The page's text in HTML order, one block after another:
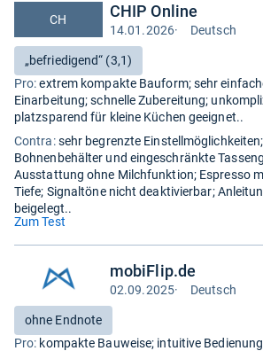
CH CHIP Online
14.01.2026· Deutsch
Test
auf
Deutsch
Bewertung:
„befriedigend“ (3,1)
Pro:extrem kompakte Bauform; sehr
Einarbeitung; schnelle Zubereitung;
platzsparend für kleine Küchen geeignet..
Contra:sehr begrenzte
Bohnenbehälter und eingeschränkte
Ausstattung ohne Milchfunktion; Espresso
Tiefe; Signaltöne nicht deaktivierbar;
beigelegt..
Zum Test(öffnet
Tab)
mobiFlip.de
02.09.2025· Deutsch
Test
Deutsch
Bewertung:
ohne Endnote
Pro: kompakte Bauweise; intuitive